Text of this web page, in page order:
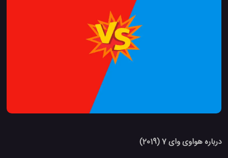
درباره هواوی وای 7 (2019)